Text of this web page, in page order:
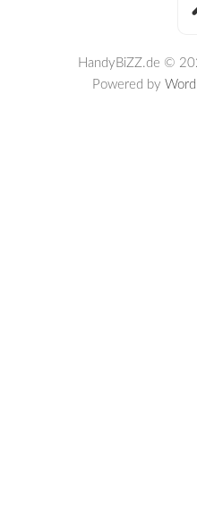
HandyBiZZ.de ©
Powered by